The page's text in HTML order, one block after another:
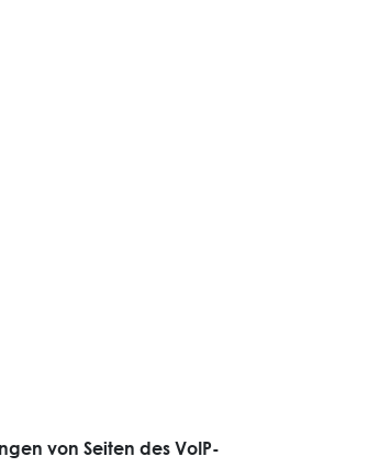
von Seiten des VoIP-